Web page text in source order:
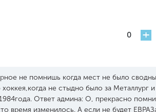
0 +
не помнишь когда мест не было
не стыдно было за Металлург и
Ответ админа: О, прекрасно
время изменилось. А если не будет